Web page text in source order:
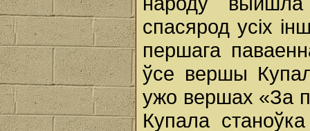
спасярод усіх
першага
ўсе вершы
ужо вершах «За
Купала